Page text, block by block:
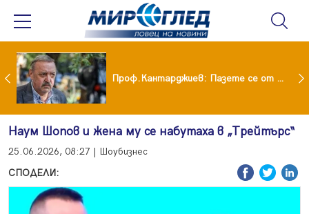
килограмова жена! Искаше бърза печалба... Проф.Кантарджиев: Пазете се от комарите и полово предаваните инфекции
Наум Шопов и жена му се набутаха в „Трейтърс“
25.06.2026, 08:27 | Шоубизнес
СПОДЕЛИ: